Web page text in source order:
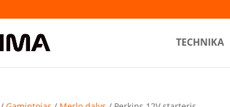
TECHNIKA